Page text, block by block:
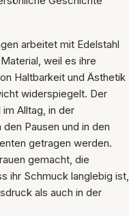
arbeitet mit Edelstahl
weil es ihre
Haltbarkeit und Ästhetik
widerspiegelt. Der
Alltag, in der
den Pausen und in den
getragen werden.
gemacht, die
ihr Schmuck langlebig ist,
als auch in der